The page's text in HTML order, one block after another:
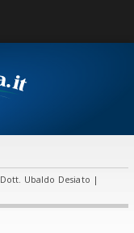
Dott. Ubaldo Desiato |